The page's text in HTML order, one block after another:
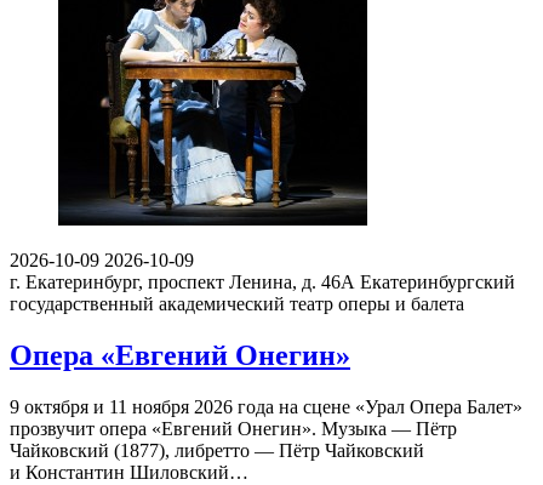
2026-10-09 2026-10-09
г. Екатеринбург, проспект Ленина, д. 46А Екатеринбургский
государственный академический театр оперы и балета
Опера «Евгений Онегин»
9 октября и 11 ноября 2026 года на сцене «Урал Опера Балет»
прозвучит опера «Евгений Онегин». Музыка — Пётр
Чайковский (1877), либретто — Пётр Чайковский
и Константин Шиловский…